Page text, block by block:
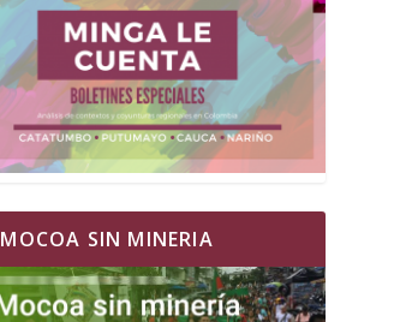
MOCOA SIN MINERIA